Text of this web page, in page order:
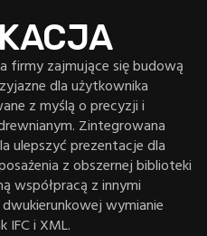
firmy zajmujące się budową
dla użytkownika
z myślą o precyzji i
Zintegrowana
ulepszyć prezentacje dla
z obszernej biblioteki
współpracą z innymi
wymianie
i XML.